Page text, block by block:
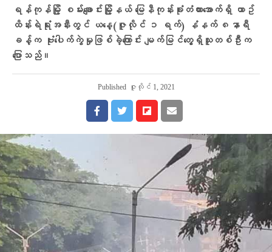
ရန်ကုန်မြို့ စမ်းချောင်းမြို့နယ် မြေနီကုန်းခုံးတံတားအောက်ရှိ ယာဥ်
ထိန်းရဲရုံးအနီးတွင် ယနေ့(ဇူလိုင် ၁ ရက်) နံနက် ၈နာရီ
ခန့်က ဗုံးပေါက်ကွဲမှုဖြစ်ခဲ့ကြောင်း မျက်မြင်တွေ့ရှိသူတစ်ဦးက
ပြောသည်။
Published ဇူလိုင် 1, 2021